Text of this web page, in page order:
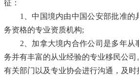
征：
1、中国境内由中国公安部批准的
务资格的专业资质机构;
2、加拿大境内合作公司是多年从
务并有丰富的从业经验的专业移民公
有关部门以及专业协会进行沟通，及